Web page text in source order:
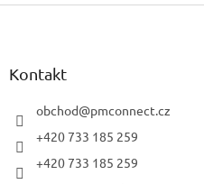
Z
Kontakt
obchod@pmconnect.cz
+420 733 185 259
+420 733 185 259